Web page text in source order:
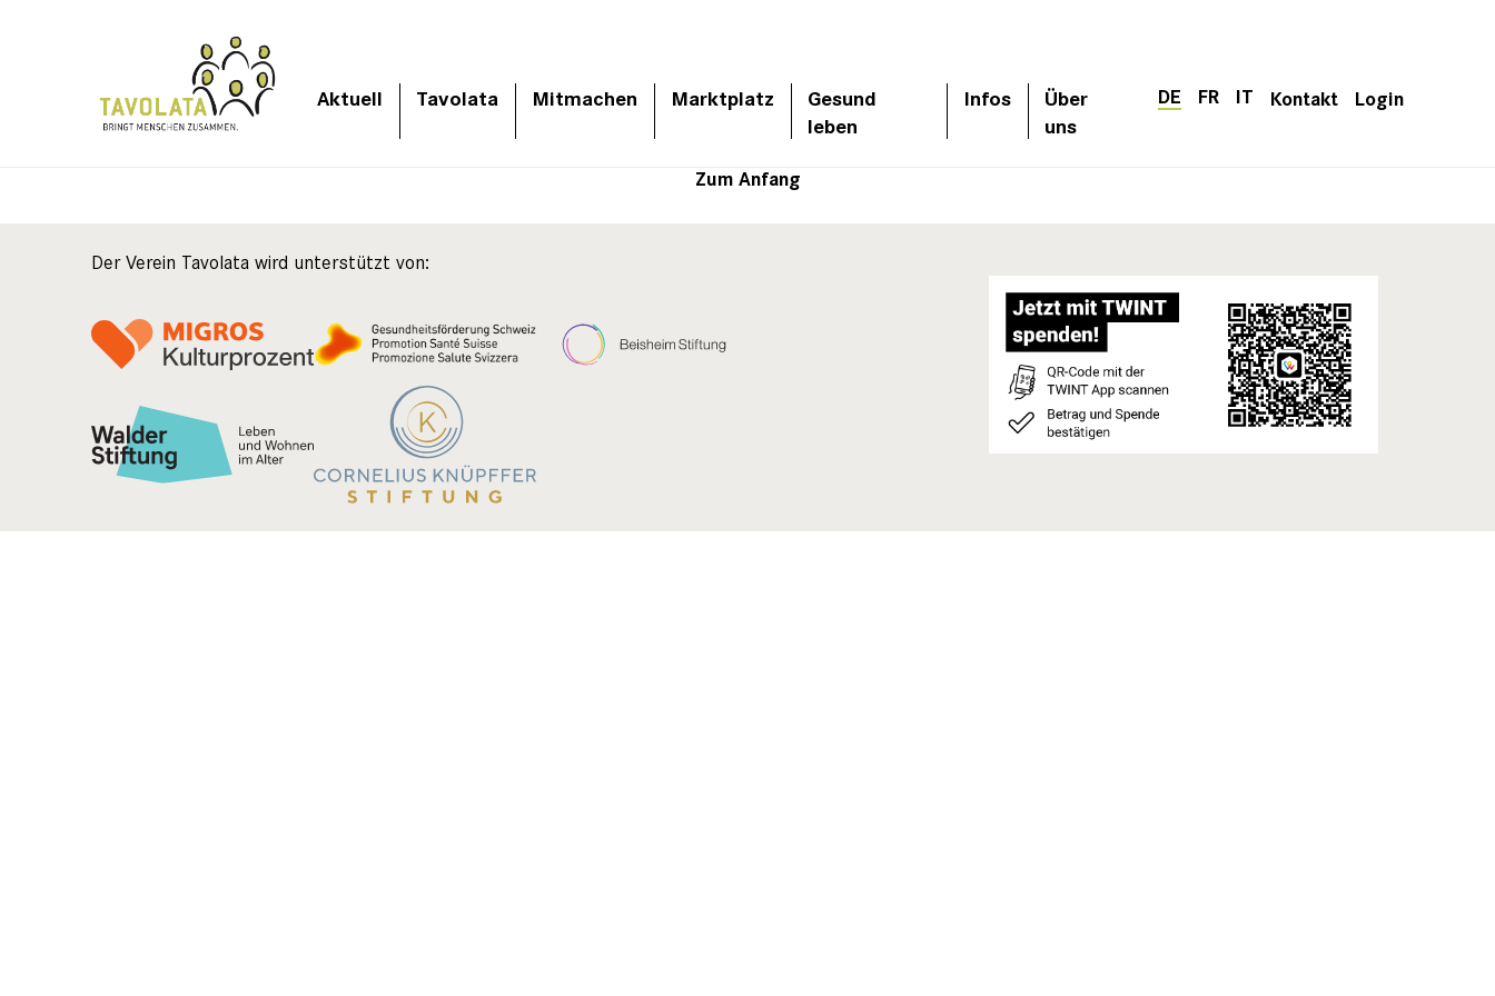
Aktuell Tavolata Mitmachen Marktplatz
Gesund
leben
Infos
Über
uns
DE FR IT Kontakt Login
Zum Anfang
Der Verein Tavolata wird unterstützt von: